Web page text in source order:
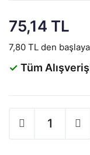
75,14 TL
7,80 TL den
✓ Tüm